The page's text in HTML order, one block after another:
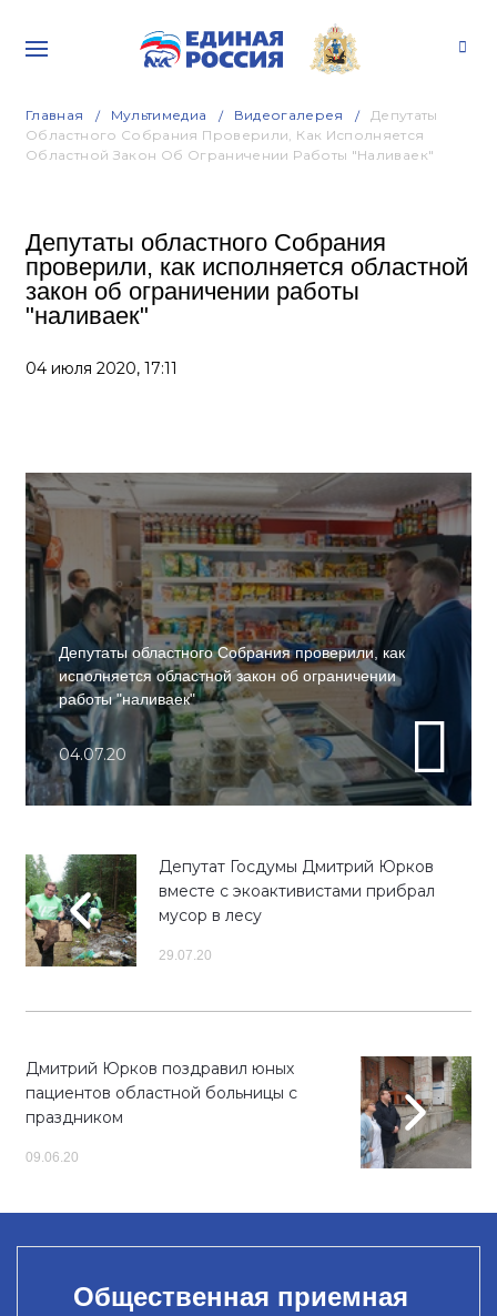
Главная Мультимедиа Видеогалерея
Депутаты
Областного Собрания Проверили, Как Исполняется
Областной Закон Об Ограничении Работы "наливаек"
Депутаты областного Собрания
проверили, как исполняется областной
закон об ограничении работы
"наливаек"
04 июля 2020, 17:11
Депутаты областного Собрания проверили, как
исполняется областной закон об ограничении
работы "наливаек"
04.07.20
Депутат Госдумы Дмитрий Юрков
вместе с экоактивистами прибрал
мусор в лесу
29.07.20
Дмитрий Юрков поздравил юных
пациентов областной больницы с
праздником
09.06.20
Общественная приемная